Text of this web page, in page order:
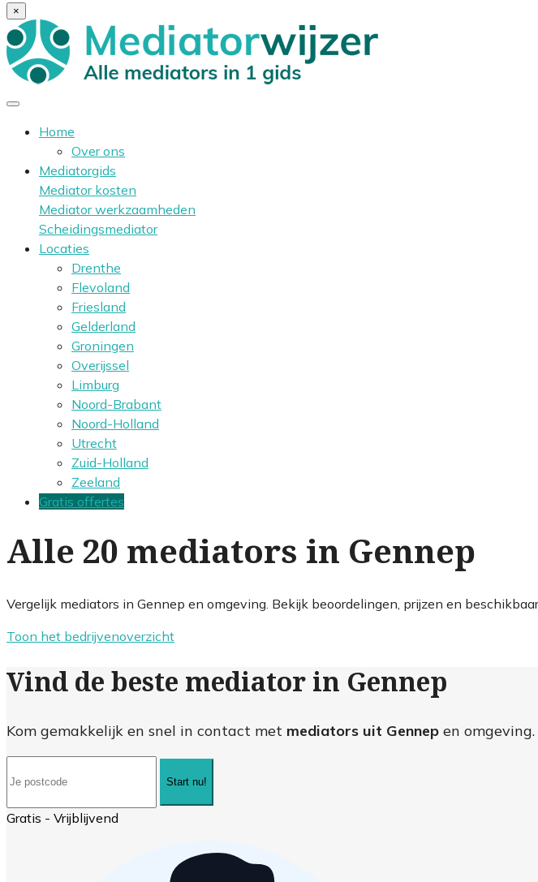
×
Home
Over ons
Mediatorgids
Mediator kosten
Mediator werkzaamheden
Scheidingsmediator
Locaties
Drenthe
Flevoland
Friesland
Gelderland
Groningen
Overijssel
Limburg
Noord-Brabant
Noord-Holland
Utrecht
Zuid-Holland
Zeeland
Gratis offertes
Alle 20 mediators in Gennep
Vergelijk mediators in Gennep en omgeving. Bekijk beoordelingen, prijzen en
Toon het bedrijvenoverzicht
Vind de beste mediator in Gennep
Kom gemakkelijk en snel in contact met mediators uit Gennep en
Start nu!
Gratis - Vrijblijvend